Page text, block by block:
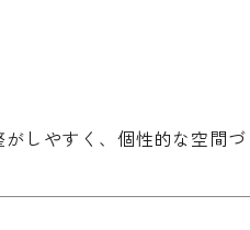
しやすく、個性的な空間